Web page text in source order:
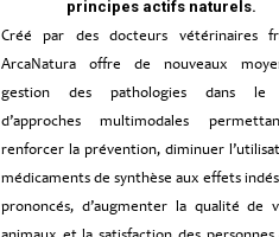
principes actifs naturels.
Créé par des docteurs vétérinaires
ArcaNatura offre de nouveaux
gestion des pathologies dans le
d’approches multimodales
renforcer la prévention, diminuer
médicaments de synthèse aux effets
prononcés, d’augmenter la qualité de